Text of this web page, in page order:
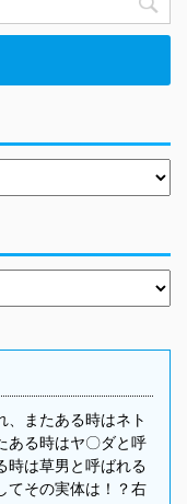
、またある時はネト
ある時はヤ〇ダと呼
時は草男と呼ばれる
てその実体は！？右